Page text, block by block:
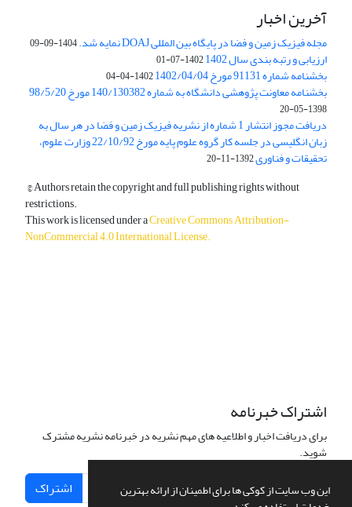
این وب سایت از کوکی ها برای اطمینان از ارائه بهترین
آخرین اخبار
مجله فیزیک زمین و فضا در پایگاه بین المللی DOAJ نمایه شد. 1404-09-09
ارزیابی و رتبه بندی سال 1402 1402-07-01
بخشنامه شماره 91131 مورخ 1402/04/04 1402-04-04
بخشنامه معاونت پژوهشی دانشگاه به شماره 140/130382 مورخ 98/5/20
1398-05-20
دریافت مجوز انتشار 1 شماره از نشریه فیزیک زمین و فضا در هر سال به
زبان انگلیسی در جلسه کار گروه علوم پایه مورخ 22/10/92 وزارت علوم،
تحقیقات و فناوری1392-11-20
© Authors retain the copyright and full publishing rights without
restrictions.
This work is licensed under aCreative Commons Attribution-
NonCommercial 4.0 International License.
اشتراک خبرنامه
برای دریافت اخبار و اطلاعیه های مهم نشریه در خبرنامه نشریه مشترک
شوید.
اشتراک